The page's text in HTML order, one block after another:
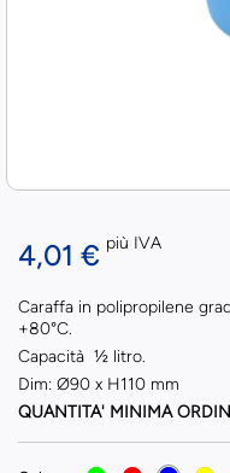
4,01 € più IVA
Caraffa in polipropilene
+80°C.
Capacità ½ litro.
Dim: Ø90 x H110 mm
QUANTITA' MINIMA